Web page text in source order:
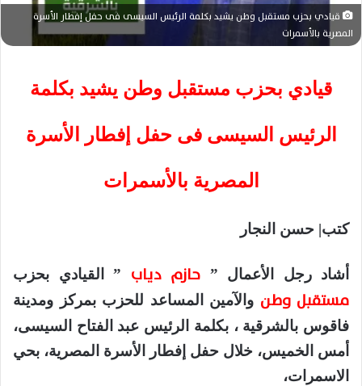
ت
و
ي
قيادي بحزب مستقبل وطن يشيد بكلمة الرئيس السيسى فى حفل إفطار الأسرة
المصرية بالأسمرات
قيادي بحزب مستقبل وطن يشيد بكلمة
الرئيس السيسى فى حفل إفطار الأسرة
المصرية بالأسمرات
كتب| حسن النجار
أشاد رجل الأعمال ” حازم دياب ” القيادي بحزب
مستقبل وطن والآمين المساعد للحزب بمركز ومدينة
فاقوس بالشرقية ، بكلمة الرئيس عبد الفتاح السيسى،
أمس الخميس، خلال حفل إفطار الأسرة المصرية، بحي
الاسمرات،